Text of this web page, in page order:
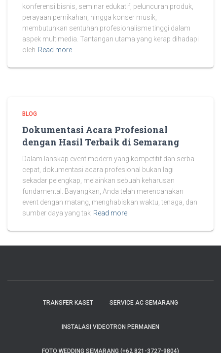
konferensi bisnis, seminar edukatif, peluncuran produk,
perayaan pernikahan, hingga konser musik,
membutuhkan sentuhan profesionalisme tinggi dalam
aspek multimedia. Tantangan utama yang kerap dihadapi
oleh Read more
BLOG
Dokumentasi Acara Profesional
dengan Hasil Terbaik di Semarang
Dalam lanskap event modern yang kompetitif dan serba
cepat, dokumentasi acara profesional bukan lagi
sekadar pelengkap, melainkan sebuah keharusan
fundamental. Bayangkan, Anda telah merencanakan
event dengan matang, menghabiskan waktu, tenaga, dan
sumber daya yang tak Read more
TRANSFER KASET SERVICE AC SEMARANG
INSTALASI VIDEOTRON PERMANEN
FOTO WEDDING SEMARANG (+62 821-3727-9804)